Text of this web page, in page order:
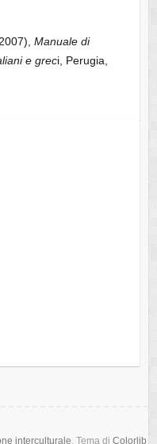
Manuale di
e greci, Perugia,
interculturale. Tema di Colorlib